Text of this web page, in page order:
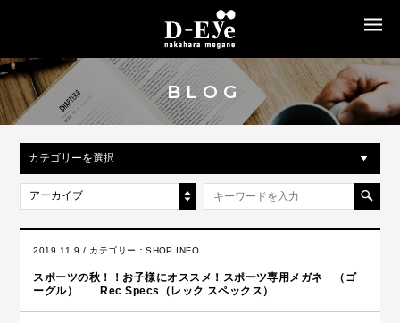
BLOG
カテゴリーを選択
アーカイブ
2019.11.9 / カテゴリー：SHOP INFO
スポーツの秋！！お子様にオススメ！スポーツ専用メガネ （ゴ
ーグル） Rec Specs（レック スペックス）